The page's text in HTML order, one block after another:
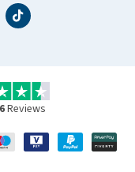
Reviews